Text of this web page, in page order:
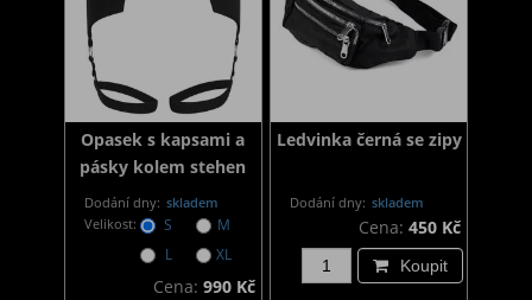
Opasek s kapsami a
pásky kolem stehen
Dodání dny: skladem
Velikost:
S
M
L
XL
Cena: 990 Kč
Ledvinka černá se zipy
Dodání dny: skladem
Cena: 450 Kč
Koupit